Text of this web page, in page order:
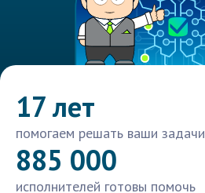
17 лет
помогаем решать ваши задачи
885 000
исполнителей готовы помочь